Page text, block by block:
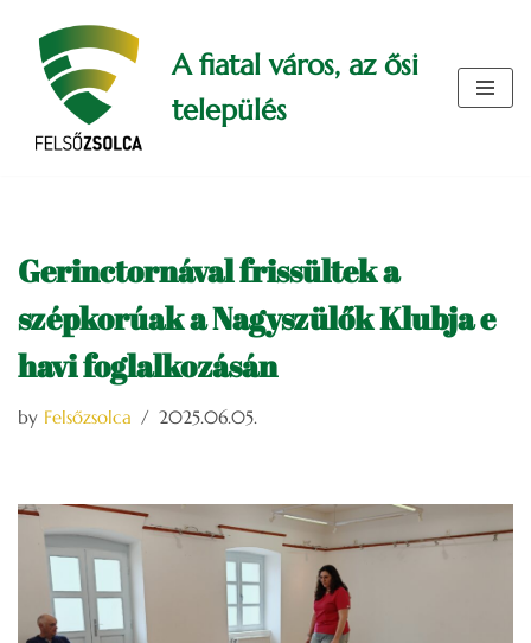
Skip
content
A fiatal város, az ősi
település
Gerinctornával frissültek a
szépkorúak a Nagyszülők Klubja e
havi foglalkozásán
by Felsőzsolca 2025.06.05.